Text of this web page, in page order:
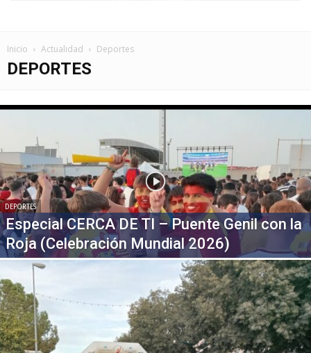
Inicio Actualidad Deportes
DEPORTES
DEPORTES
Especial CERCA DE TI – Puente Genil con la
Roja (Celebración Mundial 2026)